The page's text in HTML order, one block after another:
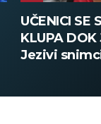
PUCNJAVA
MRTVIH